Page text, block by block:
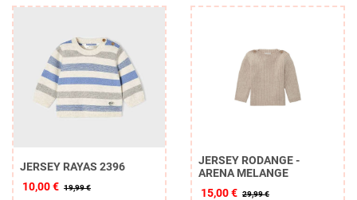
JERSEY RAYAS 2396
10,00 € 19,99 €
JERSEY RODANGE -
ARENA MELANGE
15,00 € 29,99 €